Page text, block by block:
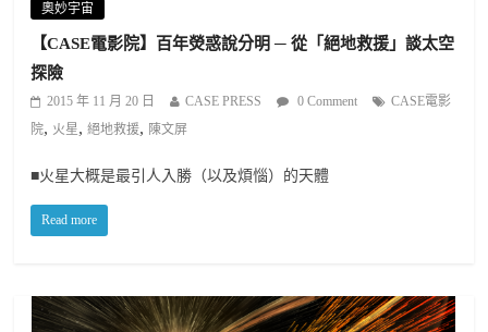
奧妙宇宙
【CASE電影院】百年熒惑說分明 ─ 從「絕地救援」談太空
探險
2015 年 11 月 20 日 CASE PRESS 0 Comment
CASE電影
院, 火星,絕地救援, 陳文屏
■火星大概是最引人入勝（以及煩惱）的天體
Read more